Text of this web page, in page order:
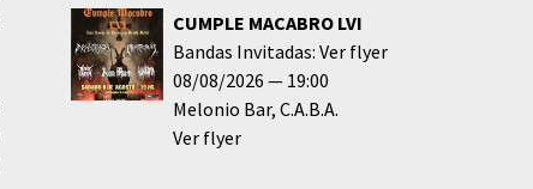
CUMPLE MACABRO LVI
Bandas Invitadas: Ver flyer
08/08/2026
19:00
Melonio Bar C.A.B.A.
Ver flyer